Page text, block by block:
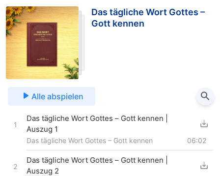
Das tägliche Wort Gottes –
Gott kennen
Alle abspielen
1
Das tägliche Wort Gottes – Gott kennen |
Auszug 1
Das tägliche Wort Gottes – Gott kennen 06:02
2
Das tägliche Wort Gottes – Gott kennen |
Auszug 2